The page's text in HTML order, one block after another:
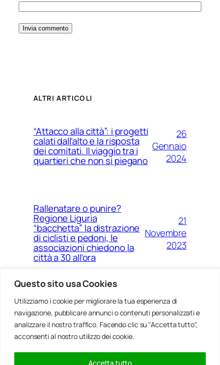
Questo sito usa Cookies
Utilizziamo i cookie per migliorare la tua esperienza di
navigazione, pubblicare annunci o contenuti personalizzati e
analizzare il nostro traffico. Facendo clic su "Accetta tutto",
acconsenti al nostro utilizzo dei cookie.
Accetta tutto
ALTRI ARTICOLI
“Attacco alla città”: i progetti
calati dall’alto e la risposta
dei comitati. Il viaggio tra i
quartieri che non si piegano
26
Gennaio
2024
Rallenatare o punire?
Regione Liguria
“bacchetta” la distrazione
di ciclisti e pedoni, le
associazioni chiedono la
città a 30 all’ora
21
Novembre
2023
Ponte Morandi e quell’anno
zero che non è mai arrivato a
Genova
Agosto
2023